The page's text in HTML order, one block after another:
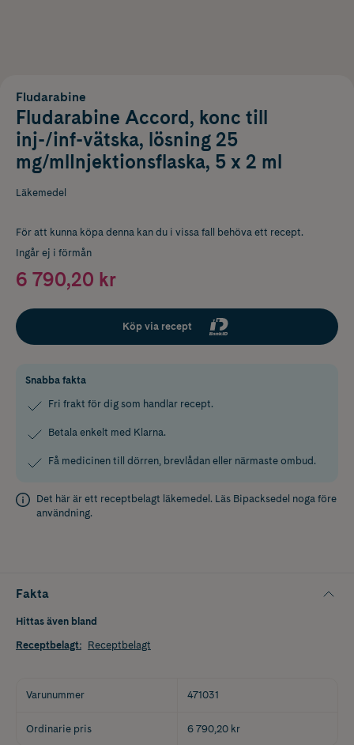
Fludarabine
Fludarabine Accord, konc till
inj-/inf-vätska, lösning 25
mg/mlInjektionsflaska, 5 x 2 ml
Läkemedel
För att kunna köpa denna kan du i vissa fall behöva ett recept.
Ingår ej i förmån
6 790,20 kr
Köp via recept
Snabba fakta
Fri frakt för dig som handlar recept.
Betala enkelt med Klarna.
Få medicinen till dörren, brevlådan eller närmaste ombud.
Det här är ett receptbelagt läkemedel. Läs Bipacksedel noga före
användning.
Fakta
Hittas även bland
Receptbelagt: Receptbelagt
Varunummer 471031
Ordinarie pris 6 790,20 kr